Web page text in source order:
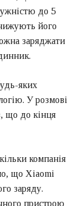
до 5
його
заряджати
яких
У розмові
що до кінця
компанія
що Xiaomi
заряду.
пристрою